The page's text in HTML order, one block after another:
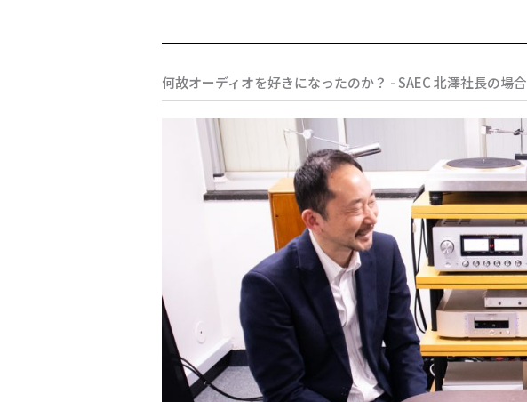
何故オーディオを好きになったのか？ - SAEC 北澤社長の場合